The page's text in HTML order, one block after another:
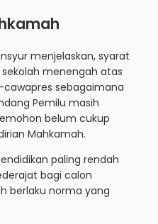
menjelaskan, syarat
menengah atas
sebagaimana
Pemilu masih
belum cukup
Mahkamah.
paling rendah
bagi calon
berlaku norma yang